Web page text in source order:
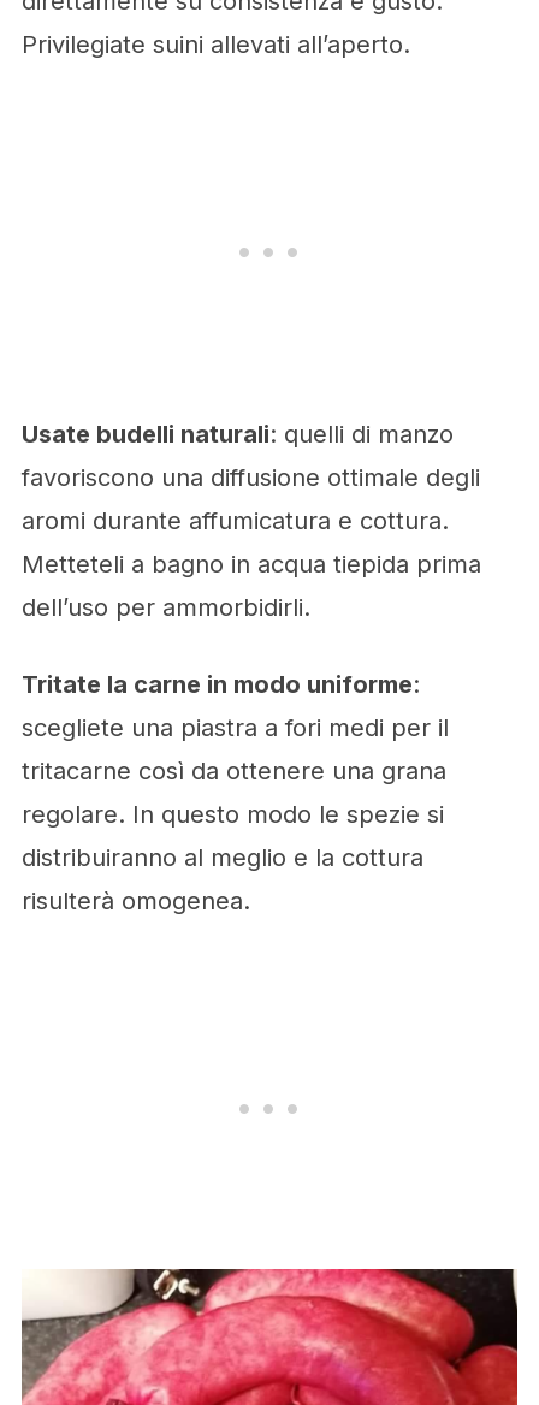
Privilegiate suini allevati all’aperto.
Usate budelli naturali: quelli di manzo
favoriscono una diffusione ottimale degli
aromi durante affumicatura e cottura.
Metteteli a bagno in acqua tiepida prima
dell’uso per ammorbidirli.
Tritate la carne in modo uniforme:
scegliete una piastra a fori medi per il
tritacarne così da ottenere una grana
regolare. In questo modo le spezie si
distribuiranno al meglio e la cottura
risulterà omogenea.